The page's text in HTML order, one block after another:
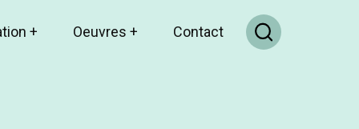
+ Oeuvres + Contact